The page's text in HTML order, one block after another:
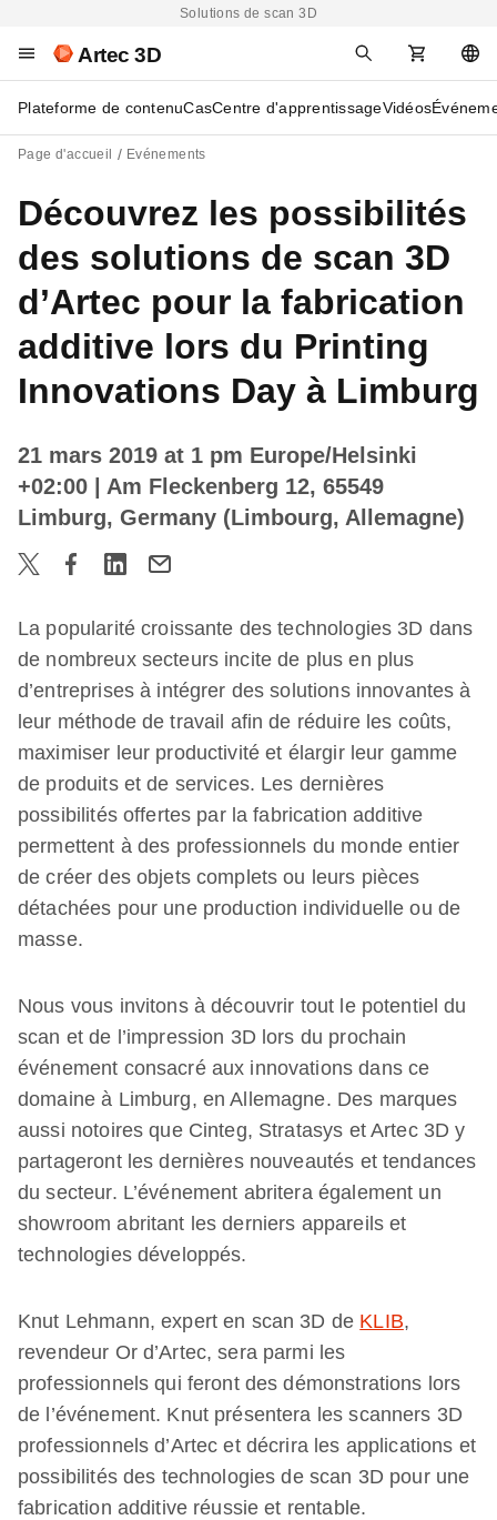
Solutions de scan 3D
Artec 3D
Plateforme de contenuCasCentre d'apprentissageVidéos
Page d'accueil Evénements
Découvrez les possibilités
des solutions de scan 3D
d’Artec pour la fabrication
additive lors du Printing
Innovations Day à Limburg
21 mars 2019 at 1 pm Europe/Helsinki
+02:00
| Am Fleckenberg 12, 65549
Limburg, Germany (Limbourg, Allemagne)
La popularité croissante des technologies 3D dans
de nombreux secteurs incite de plus en plus
d’entreprises à intégrer des solutions innovantes à
leur méthode de travail afin de réduire les coûts,
maximiser leur productivité et élargir leur gamme
de produits et de services. Les dernières
possibilités offertes par la fabrication additive
permettent à des professionnels du monde entier
de créer des objets complets ou leurs pièces
détachées pour une production individuelle ou de
masse.
Nous vous invitons à découvrir tout le potentiel du
scan et de l’impression 3D lors du prochain
événement consacré aux innovations dans ce
domaine à Limburg, en Allemagne. Des marques
aussi notoires que Cinteg, Stratasys et Artec 3D y
partageront les dernières nouveautés et tendances
du secteur. L’événement abritera également un
showroom abritant les derniers appareils et
technologies développés.
Knut Lehmann, expert en scan 3D de KLIB,
revendeur Or d’Artec, sera parmi les
professionnels qui feront des démonstrations lors
de l’événement. Knut présentera les scanners 3D
professionnels d’Artec et décrira les applications et
possibilités des technologies de scan 3D pour une
fabrication additive réussie et rentable.